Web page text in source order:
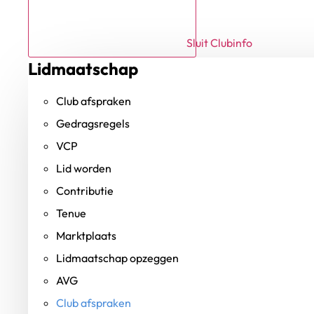
Sluit Clubinfo
Lidmaatschap
Club afspraken
Gedragsregels
VCP
Lid worden
Contributie
Tenue
Marktplaats
Lidmaatschap opzeggen
AVG
Club afspraken